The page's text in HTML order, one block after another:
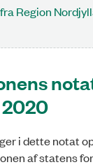
Region
i dette notat
af statens